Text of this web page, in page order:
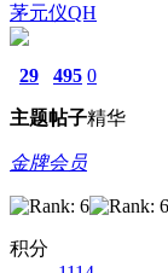
茅元仪QH
29
主题
495
帖子
0
精华
金牌会员
积分